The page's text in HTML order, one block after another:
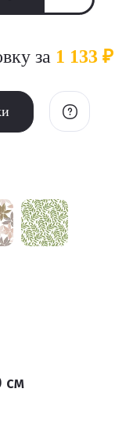
за 1 133 ₽
см